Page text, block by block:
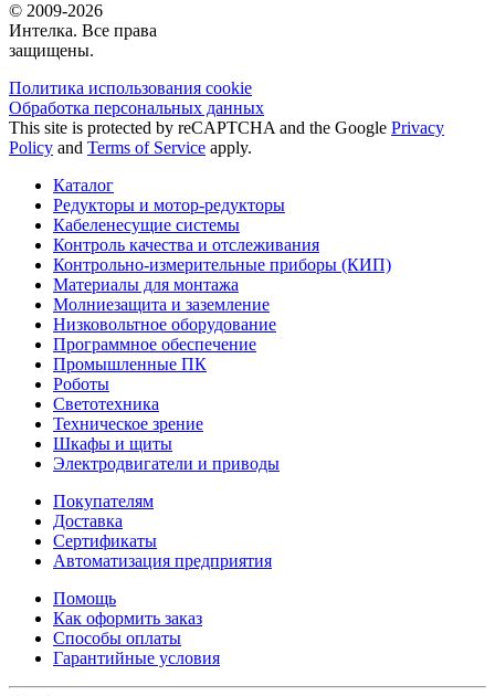
© 2009-2026
Интелка. Все права
защищены.
Политика использования сookie
Обработка персональных данных
This site is protected by reCAPTCHA and the Google Privacy
Policy and Terms of Service apply.
Каталог
Редукторы и мотор-редукторы
Кабеленесущие системы
Контроль качества и отслеживания
Контрольно-измерительные приборы (КИП)
Материалы для монтажа
Молниезащита и заземление
Низковольтное оборудование
Программное обеспечение
Промышленные ПК
Роботы
Светотехника
Техническое зрение
Шкафы и щиты
Электродвигатели и приводы
Покупателям
Доставка
Сертификаты
Автоматизация предприятия
Помощь
Как оформить заказ
Способы оплаты
Гарантийные условия